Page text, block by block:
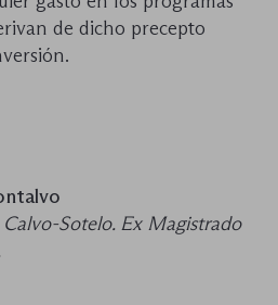
de dicho precepto
Sotelo. Ex Magistrado